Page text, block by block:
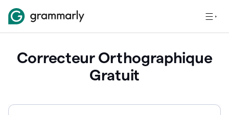
Correcteur Orthographique
Gratuit